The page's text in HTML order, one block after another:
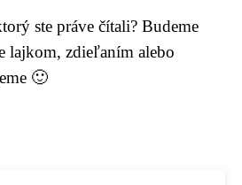
ste práve čítali? Budeme
lajkom, zdieľaním alebo
🙂